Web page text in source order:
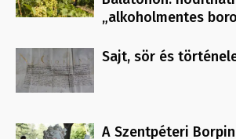
„alkoholmentes
Sajt, sör és
A Szentpéteri